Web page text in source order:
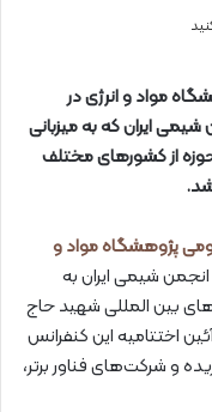
مواد و انرژی در
ایران که به میزبانی
از کشورهای مختلف
پژوهشگاه مواد و
شیمی ایران به
بین المللی شهید حاج
اختتامیه این کنفرانس
و شرکت‌های فناور برتر،